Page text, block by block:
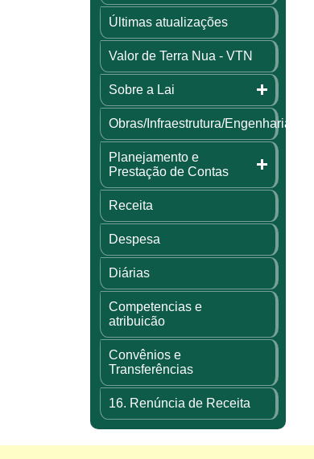
Últimas atualizações
Valor de Terra Nua - VTN
Sobre a Lai
Obras/Infraestrutura/Engenharia
Planejamento e
Prestação de Contas
Receita
Despesa
Diárias
Competencias e
atribuicão
Convênios e
Transferências
16. Renúncia de Receita